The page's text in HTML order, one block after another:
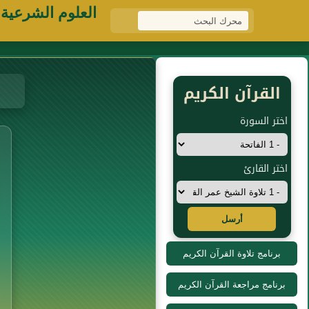
العلوم الشرعية
القرآن الكريم
اختر السورة
اختر القارئ
أرسل
برنامج تلاوة القرآن الكريم
برنامج مراجعة القرآن الكريم